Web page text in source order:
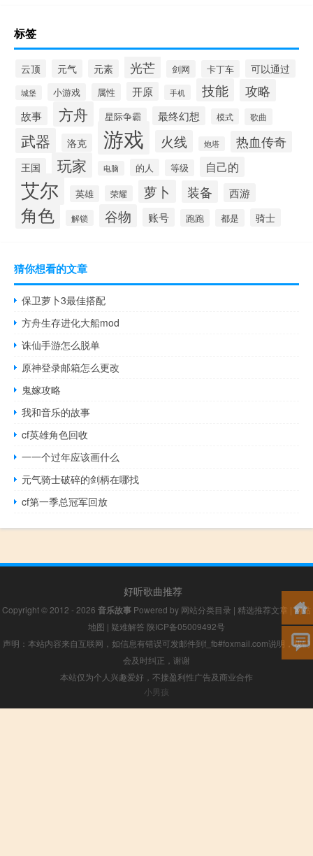
标签
云顶 元气 元素 光芒 剑网 卡丁车 可以通过
城堡 小游戏 属性 开原 手机 技能 攻略
故事 方舟 星际争霸 最终幻想 模式 歌曲
武器 洛克 游戏 火线 炮塔 热血传奇
王国 玩家 电脑 的人 等级 自己的
艾尔 英雄 荣耀 萝卜 装备 西游
角色 解锁 谷物 账号 跑跑 都是 骑士
猜你想看的文章
保卫萝卜3最佳搭配
方舟生存进化大船mod
诛仙手游怎么脱单
原神登录邮箱怎么更改
鬼嫁攻略
我和音乐的故事
cf英雄角色回收
一一个过年应该画什么
元气骑士破碎的剑柄在哪找
cf第一季总冠军回放
好听歌曲推荐
Copyright © 2012 - 2026 音乐故事 Powered by 网站分类目录 | 精选推荐文章 |网站
地图 | 疑难解答 陕ICP备05009492号
声明：本站内容来自互联网，如信息有错误可发邮件到f_fb#foxmail.com说明，我们
会及时纠正，谢谢
本站仅为个人兴趣爱好，不接盈利性广告及商业合作
小男孩